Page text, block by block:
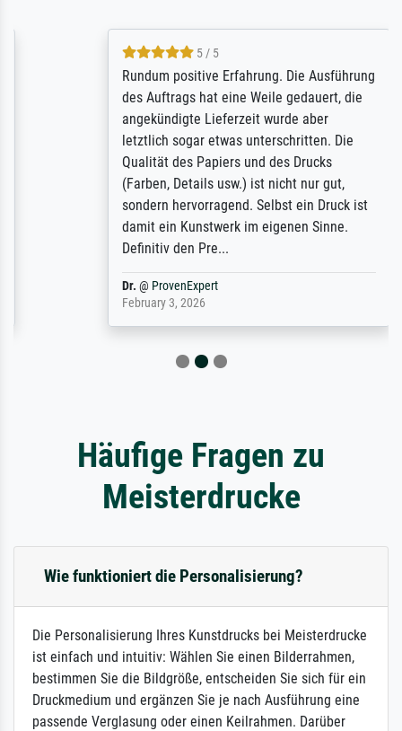
5 / 5
Rundum positive Erfahrung. Die Ausführung
des Auftrags hat eine Weile gedauert, die
angekündigte Lieferzeit wurde aber
letztlich sogar etwas unterschritten. Die
Qualität des Papiers und des Drucks
(Farben, Details usw.) ist nicht nur gut,
sondern hervorragend. Selbst ein Druck ist
damit ein Kunstwerk im eigenen Sinne.
Definitiv den Pre...
ProvenExpert
February 3, 2026
Häufige Fragen zu
Meisterdrucke
Wie funktioniert die Personalisierung?
Die Personalisierung Ihres Kunstdrucks bei Meisterdrucke
ist einfach und intuitiv: Wählen Sie einen Bilderrahmen,
bestimmen Sie die Bildgröße, entscheiden Sie sich für ein
Druckmedium und ergänzen Sie je nach Ausführung eine
passende Verglasung oder einen Keilrahmen. Darüber